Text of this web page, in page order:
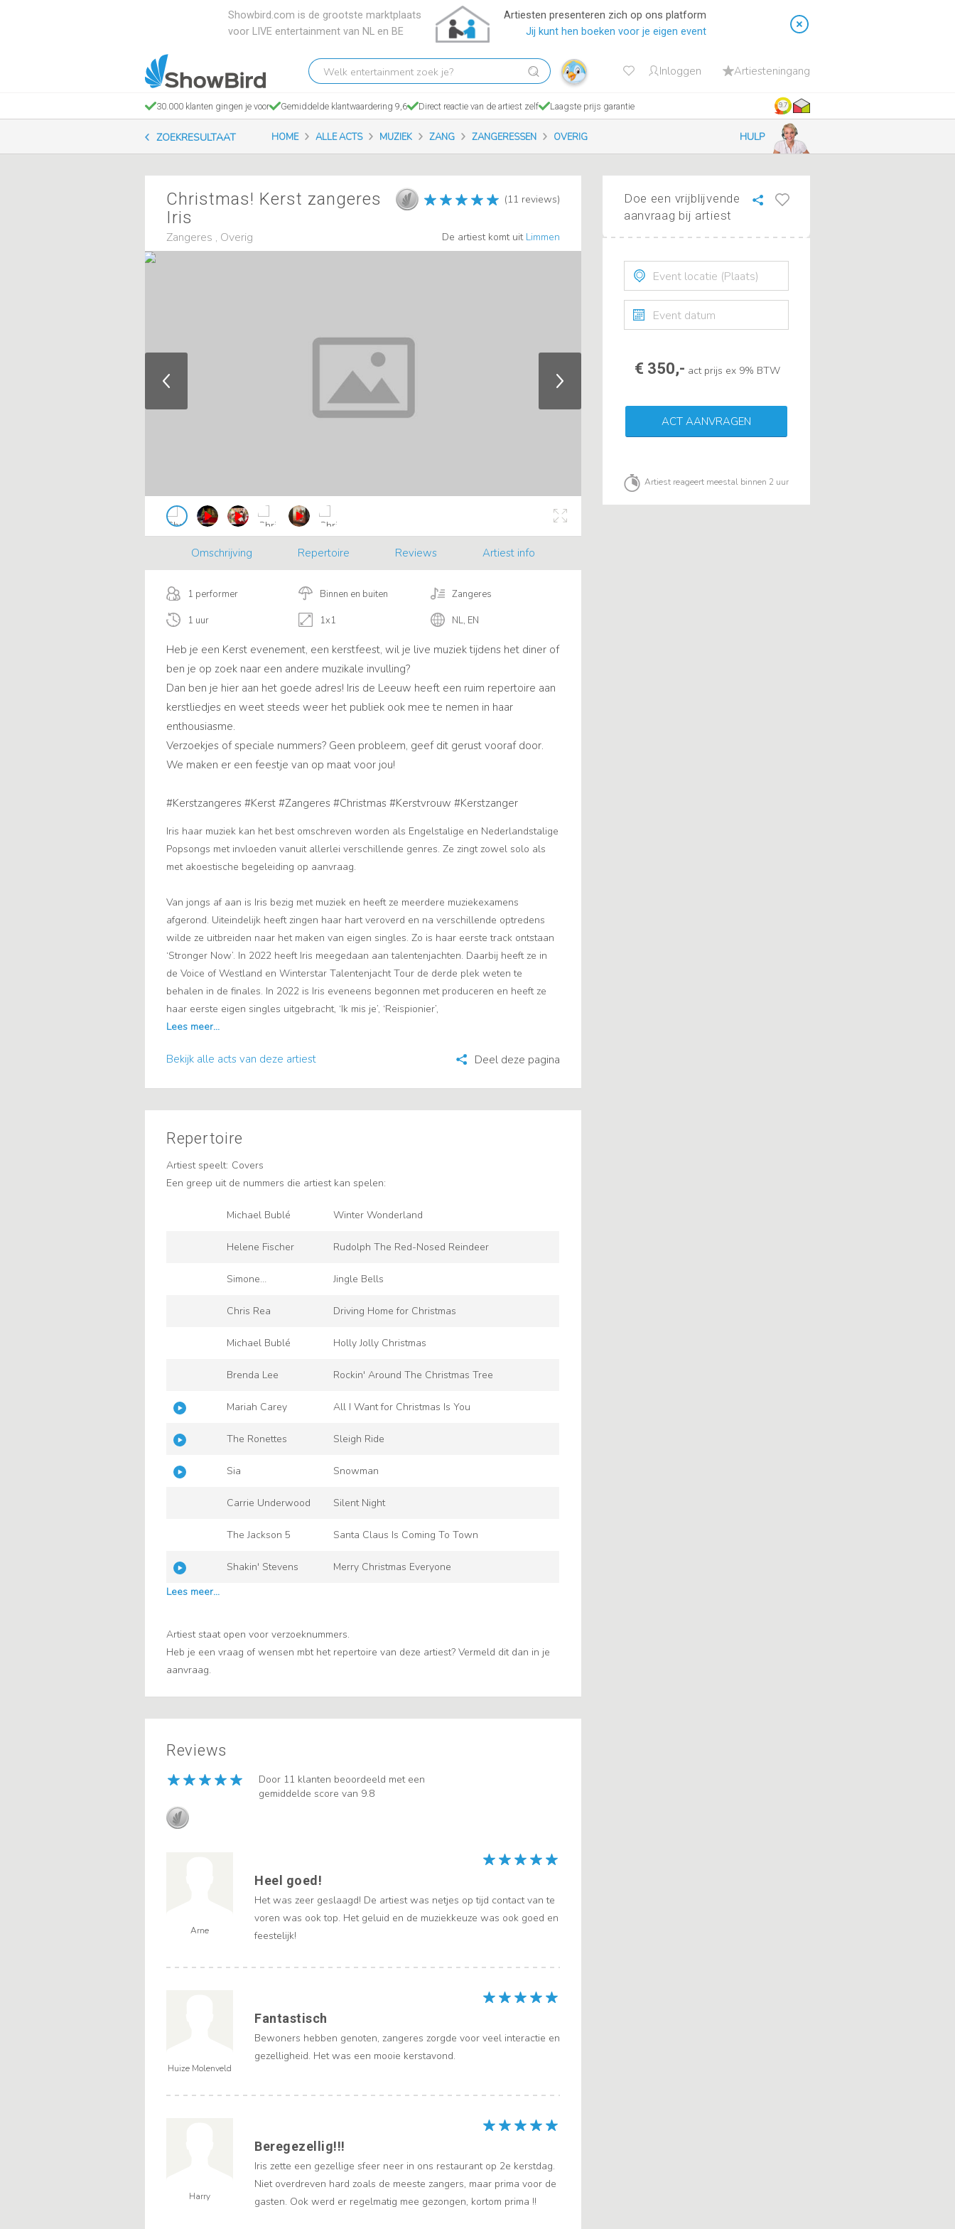
Showbird.com is de grootste marktplaats
voor LIVE entertainment van NL en BE
Artiesten presenteren zich op ons platform
Jij kunt hen boeken voor je eigen event
Welk
entertainment
zoek
je?
Inloggen Artiesteningang
30.000 klanten gingen je voor Gemiddelde klantwaardering 9,6 Direct reactie van de artiest zelf Laagste prijs garantie 9.7
ZOEKRESULTAAT HOME ALLE ACTS MUZIEK ZANG ZANGERESSEN OVERIG HULP
Christmas! Kerst zangeres
Iris
Zangeres , Overig
(11 reviews)
De artiest komt uit Limmen
Omschrijving Repertoire Reviews Artiest info
1 performer Binnen en buiten Zangeres
1 uur 1x1 NL, EN
Heb je een Kerst evenement, een kerstfeest, wil je live muziek tijdens het diner of
ben je op zoek naar een andere muzikale invulling?
Dan ben je hier aan het goede adres! Iris de Leeuw heeft een ruim repertoire aan
kerstliedjes en weet steeds weer het publiek ook mee te nemen in haar
enthousiasme.
Verzoekjes of speciale nummers? Geen probleem, geef dit gerust vooraf door.
We maken er een feestje van op maat voor jou!
#Kerstzangeres #Kerst #Zangeres #Christmas #Kerstvrouw #Kerstzanger
Iris haar muziek kan het best omschreven worden als Engelstalige en Nederlandstalige
Popsongs met invloeden vanuit allerlei verschillende genres. Ze zingt zowel solo als
met akoestische begeleiding op aanvraag.
Van jongs af aan is Iris bezig met muziek en heeft ze meerdere muziekexamens
afgerond. Uiteindelijk heeft zingen haar hart veroverd en na verschillende optredens
wilde ze uitbreiden naar het maken van eigen singles. Zo is haar eerste track ontstaan
‘Stronger Now’. In 2022 heeft Iris meegedaan aan talentenjachten. Daarbij heeft ze in
de Voice of Westland en Winterstar Talentenjacht Tour de derde plek weten te
behalen in de finales. In 2022 is Iris eveneens begonnen met produceren en heeft ze
haar eerste eigen singles uitgebracht, ‘Ik mis je’, ‘Reispionier’,
Bekijk alle acts van deze artiest Deel deze pagina
Repertoire
Artiest speelt: Covers
Een greep uit de nummers die artiest kan spelen:
Michael Bublé Winter Wonderland
Helene Fischer Rudolph The Red-Nosed Reindeer
Simone
Jingle Bells
Chris Rea Driving Home for Christmas
Michael Bublé Holly Jolly Christmas
Brenda Lee Rockin' Around The Christmas Tree
Mariah Carey All I Want for Christmas Is You
The Ronettes Sleigh Ride
Sia Snowman
Carrie Underwood Silent Night
The Jackson 5 Santa Claus Is Coming To Town
Shakin' Stevens Merry Christmas Everyone
Artiest staat open voor verzoeknummers.
Heb je een vraag of wensen mbt het repertoire van deze artiest? Vermeld dit dan in je
aanvraag.
Reviews
Door 11 klanten beoordeeld met een
gemiddelde score van 9.8
Arne
Heel goed!
Het was zeer geslaagd! De artiest was netjes op tijd contact van te
voren was ook top. Het geluid en de muziekkeuze was ook goed en
feestelijk!
Huize Molenveld
Fantastisch
Bewoners hebben genoten, zangeres zorgde voor veel interactie en
gezelligheid. Het was een mooie kerstavond.
Harry
Beregezellig!!!
Iris zette een gezellige sfeer neer in ons restaurant op 2e kerstdag.
Niet overdreven hard zoals de meeste zangers, maar prima voor de
gasten. Ook werd er regelmatig mee gezongen, kortom prima !!
Doe een vrijblijvende
aanvraag bij artiest
€ 350,- act prijs ex 9% BTW
ACT AANVRAGEN
Artiest reageert meestal binnen 2 uur